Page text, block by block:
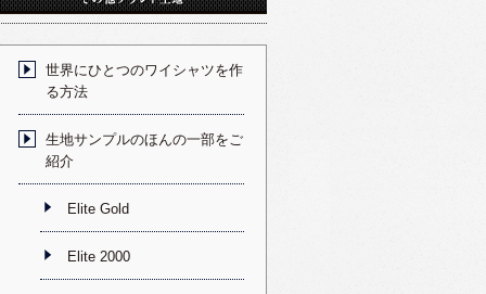
世界にひとつのワイシャツを作
る方法
生地サンプルのほんの一部をご
紹介
Elite Gold
Elite 2000